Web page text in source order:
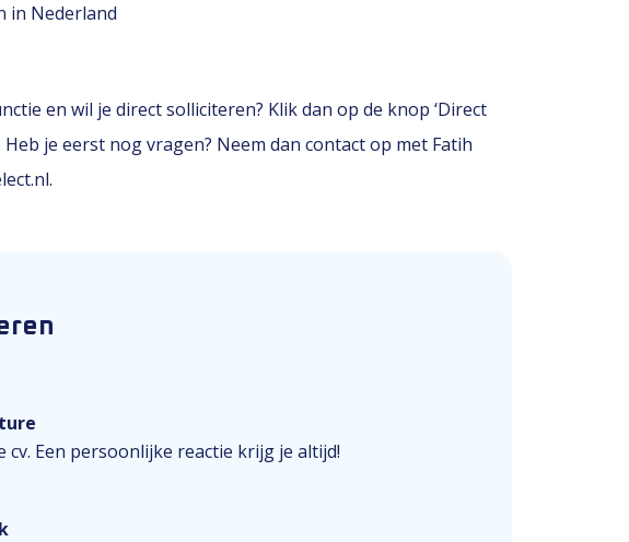
in Nederland
en wil je direct solliciteren? Klik dan op de knop ‘Direct
je eerst nog vragen? Neem dan contact op met Fatih
cv. Een persoonlijke reactie krijg je altijd!